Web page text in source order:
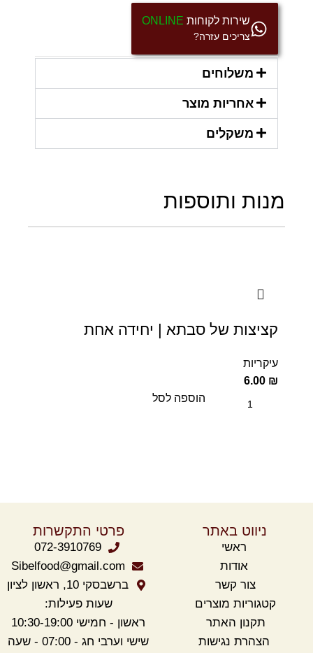
שירות לקוחות ONLINE
צריכים עזרה?
משלוחים
אחריות מוצר
משקלים
מנות ותוספות
קציצות של סבתא | יחידה אחת
עיקריות
6.00 ₪
הוספה לסל
ניווט באתר
ראשי
אודות
צור קשר
קטגוריות מוצרים
תקנון האתר
הצהרת נגישות
פרטי התקשרות
072-3910769
Sibelfood@gmail.com
ברשבסקי 10, ראשון לציון
שעות פעילות:
ראשון - חמישי 10:30-19:00
שישי וערבי חג - 07:00 - שעה